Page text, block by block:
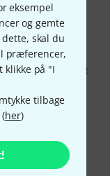
eksempel
og gemte
skal du
præferencer,
klikke på "I
tilbage
her)
on my
as the stock
in the mount
just fall out.
abuse well!
or studio!